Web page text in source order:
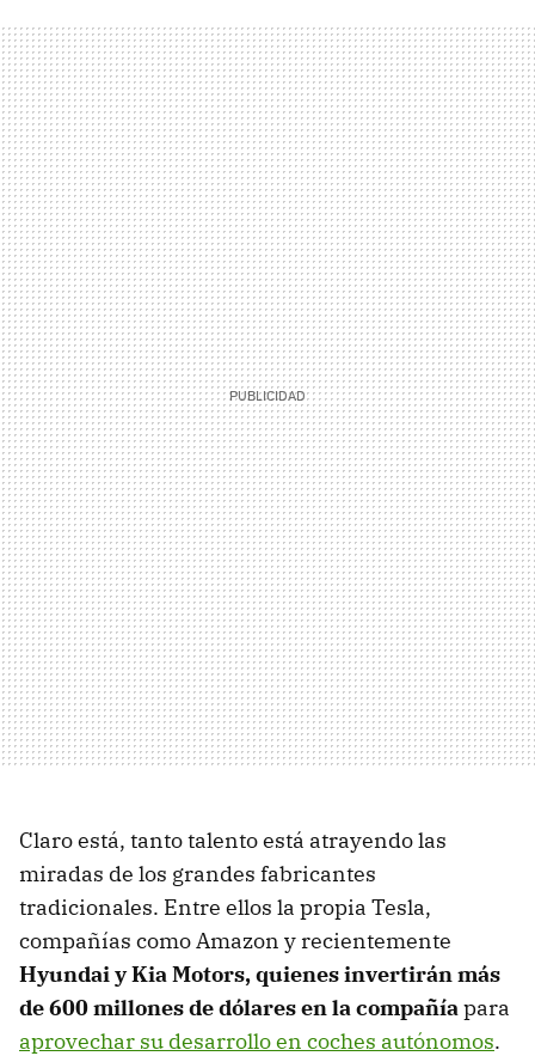
Claro está, tanto talento está atrayendo las
miradas de los grandes fabricantes
tradicionales. Entre ellos la propia Tesla,
compañías como Amazon y recientemente
Hyundai y Kia Motors, quienes invertirán más
de 600 millones de dólares en la compañíapara
aprovechar su desarrollo en coches autónomos.